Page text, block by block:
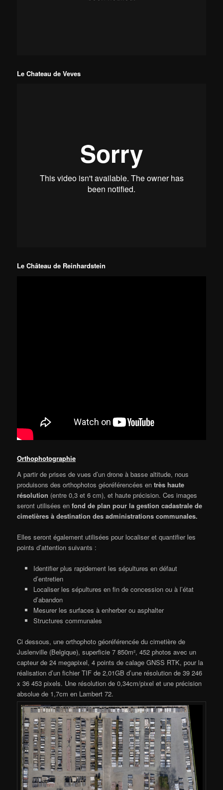
Le Chateau de Veves
Le Château de Reinhardstein
Orthophotographie
A partir de prises de vues d’un drone à basse altitude, nous
produisons des orthophotos géoréférencées entrès haute
résolution (entre 0,3 et 6 cm), et haute précision. Ces images
seront utilisées enfond de plan pour la gestion cadastrale de
cimetières à destination des administrations communales.
Elles seront également utilisées pour localiser et quantifier les
points d’attention suivants :
Identifier plus rapidement les sépultures en défaut
d’entretien
Localiser les sépultures en fin de concession ou à l’état
d’abandon
Mesurer les surfaces à enherber ou asphalter
Structures communales
Ci dessous, une orthophoto géoréférencée du cimetière de
Juslenville (Belgique), superficie 7 850m², 452 photos avec un
capteur de 24 megapixel, 4 points de calage GNSS RTK, pour la
réalisation d’un fichier TIF de 2,01GB d’une résolution de 39 246
x 36 453 pixels. Une résolution de 0,34cm/pixel et une précision
absolue de 1,7cm en Lambert 72.